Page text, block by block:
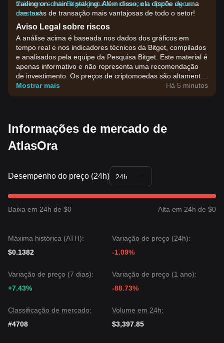
trading on-chain e staking. Além disso, ela dispõe de uma
das taxas de transação mais vantajosas de todo o setor!
Crie uma conta Bitget gratuita e comece a operar agora
mesmo!
Aviso Legal sobre riscos
A análise acima é baseada nos dados dos gráficos em
tempo real e nos indicadores técnicos da Bitget, compilados
e analisados pela equipe da Pesquisa Bitget. Este material é
apenas informativo e não representa uma recomendação
de investimento. Os preços de criptomoedas são altamente
voláteis. Tome suas decisões de investimento com base na
sua própria tolerância ao risco.
Mostrar mais Há 5 minutos
Informações de mercado de
AtlasOra
Desempenho do preço (24h) 24h
Baixa em 24h de $0 Alta em 24h de $0
Máxima histórica (ATH):
$0.1382
Variação de preço (24h):
-1.09%
Variação de preço (7 dias):
+7.43%
Variação de preço (1 ano):
-88.73%
Classificação de mercado:
#4708
Volume em 24h:
$3,397.85